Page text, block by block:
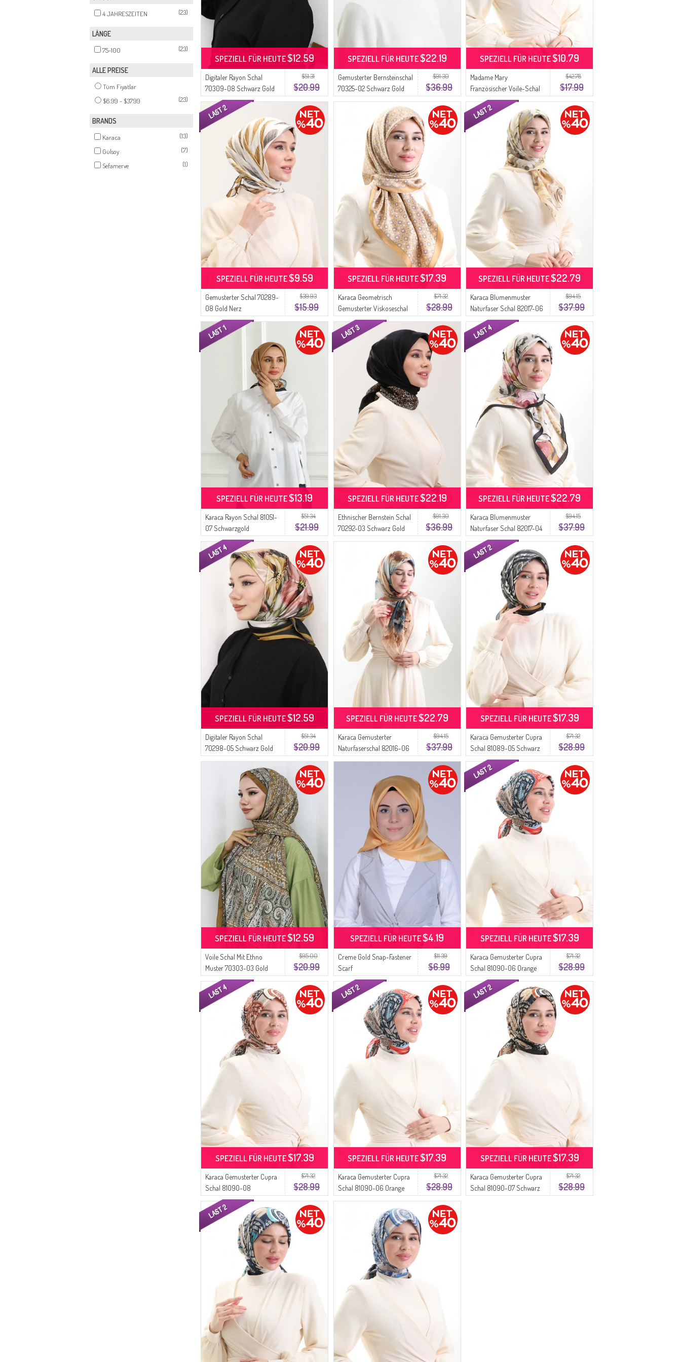
4 JAHRESZEITEN (23)
LÄNGE
75-100 (23)
ALLE PREISE
Tüm Fiyatlar
$6.99 - $37.99
(23)
BRANDS
Karaca
(13)
Gülsoy
(7)
Sefamerve
(1)
$51.31
$20.99
Digitaler Rayon Schal
70309-08 Schwarz Gold
SPEZIELL FÜR HEUTE$12.59
$91.30
$36.99
Gemusterter Bernsteinschal
70325-02 Schwarz Gold
SPEZIELL FÜR HEUTE$22.19
$42.78
$17.99
Madame Mary
Französischer Voile-Schal
19098-19 Gold
SPEZIELL FÜR HEUTE$10.79
$39.93
$15.99
Gemusterter Schal 70289-
08 Gold Nerz
SPEZIELL FÜR HEUTE$9.59
$71.32
$28.99
Karaca Geometrisch
Gemusterter Viskoseschal
82020-09 Gold Creme
SPEZIELL FÜR HEUTE$17.39
$94.15
$37.99
Karaca Blumenmuster
Naturfaser Schal 82017-06
Gold Grün
SPEZIELL FÜR HEUTE$22.79
$51.34
$21.99
Karaca Rayon Schal 81051-
07 Schwarzgold
SPEZIELL FÜR HEUTE$13.19
$91.30
$36.99
Ethnischer Bernstein Schal
70292-03 Schwarz Gold
SPEZIELL FÜR HEUTE$22.19
$94.15
$37.99
Karaca Blumenmuster
Naturfaser Schal 82017-04
Schwarz Gold
SPEZIELL FÜR HEUTE$22.79
$51.34
$20.99
Digitaler Rayon Schal
70298-05 Schwarz Gold
SPEZIELL FÜR HEUTE$12.59
$94.15
$37.99
Karaca Gemusterter
Naturfaserschal 82016-06
Milchkaffee Gold
SPEZIELL FÜR HEUTE$22.79
$71.32
$28.99
Karaca Gemusterter Cupra
Schal 81089-05 Schwarz
Gold
SPEZIELL FÜR HEUTE$17.39
$95.00
$20.99
Voile Schal Mit Ethno
Muster 70303-03 Gold
SPEZIELL FÜR HEUTE$12.59
$11.39
$6.99
Creme Gold Snap-Fastener
Scarf
SPEZIELL FÜR HEUTE$4.19
$71.32
$28.99
Karaca Gemusterter Cupra
Schal 81090-06 Orange
Hellblau
SPEZIELL FÜR HEUTE$17.39
$71.32
$28.99
Karaca Gemusterter Cupra
Schal 81090-08
Nerzbraun
SPEZIELL FÜR HEUTE$17.39
$71.32
$28.99
Karaca Gemusterter Cupra
Schal 81090-06 Orange
Hellblau
SPEZIELL FÜR HEUTE$17.39
$71.32
$28.99
Karaca Gemusterter Cupra
Schal 81090-07 Schwarz
SPEZIELL FÜR HEUTE$17.39